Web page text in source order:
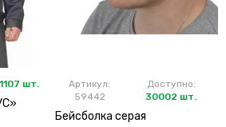
1107 шт.
Артикул:
59442
Доступно:
30002 шт.
Бейсболка серая